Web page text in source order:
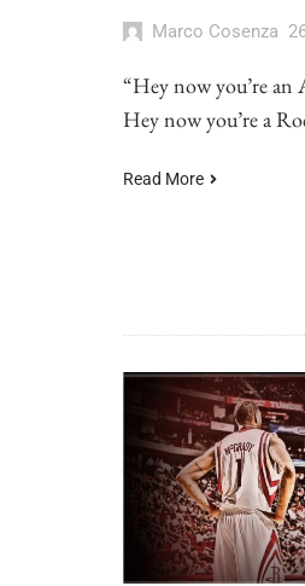
Marco Cosenza
“Hey now you’re an
Hey now you’re a
Read More